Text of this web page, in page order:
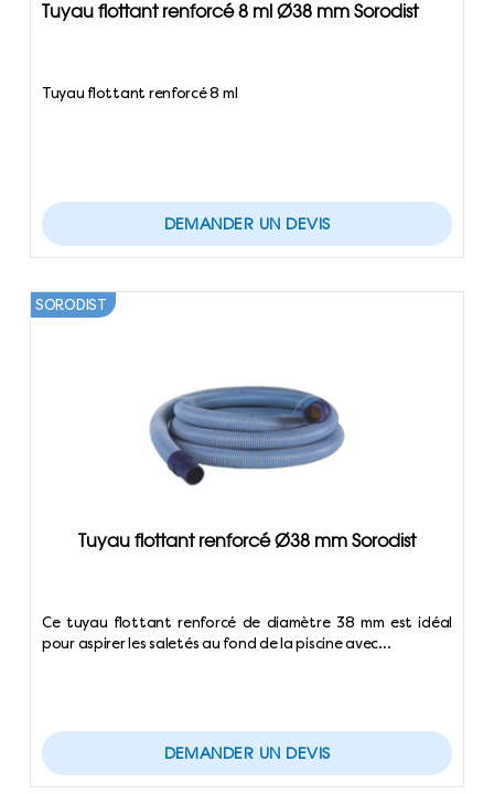
Tuyau flottant renforcé 8 ml Ø38 mm Sorodist
Tuyau flottant renforcé 8 ml
DEMANDER UN DEVIS
Tuyau flottant renforcé Ø38 mm Sorodist
SORODIST
Ce tuyau flottant renforcé de diamètre 38 mm est idéal
pour aspirer les saletés au fond de la piscine avec…
DEMANDER UN DEVIS